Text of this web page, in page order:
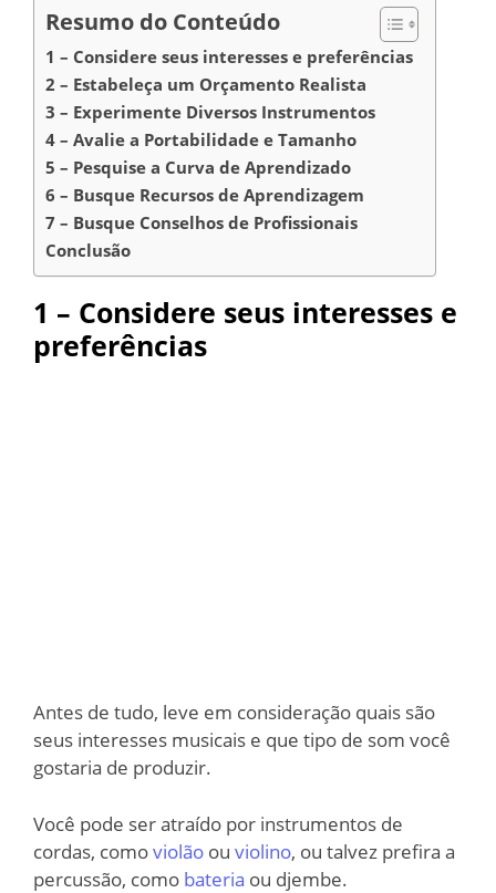
Resumo do Conteúdo
1 – Considere seus interesses e preferências
2 – Estabeleça um Orçamento Realista
3 – Experimente Diversos Instrumentos
4 – Avalie a Portabilidade e Tamanho
5 – Pesquise a Curva de Aprendizado
6 – Busque Recursos de Aprendizagem
7 – Busque Conselhos de Profissionais
Conclusão
1 – Considere seus interesses e
preferências
Antes de tudo, leve em consideração quais são
seus interesses musicais e que tipo de som você
gostaria de produzir.
Você pode ser atraído por instrumentos de
cordas, comoviolão ou violino, ou talvez prefira a
percussão, como bateria ou djembe.